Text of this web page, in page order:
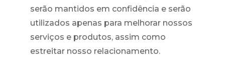
serão mantidos em confidência e serão
utilizados apenas para melhorar nossos
serviços e produtos, assim como
estreitar nosso relacionamento.